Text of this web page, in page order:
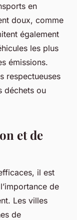
en
doux, comme
également
les plus
émissions.
respectueuses
déchets ou
et de
il est
de
. Les villes
de